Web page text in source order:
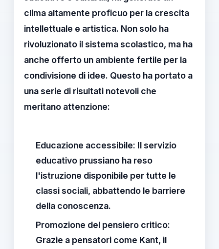
clima altamente proficuo per la crescita
intellettuale e artistica. Non solo ha
rivoluzionato il sistema scolastico, ma ha
anche offerto un ambiente fertile per la
condivisione di idee. Questo ha portato a
una serie di risultati notevoli che
meritano attenzione:
Educazione accessibile: Il servizio
educativo prussiano ha reso
l'istruzione disponibile per tutte le
classi sociali, abbattendo le barriere
della conoscenza.
Promozione del pensiero critico:
Grazie a pensatori come Kant, il